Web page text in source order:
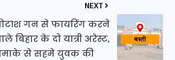
NEXT
गन से फायरिंग करने
बिहार के दो यात्री अरेस्ट,
से सहमे युवक की